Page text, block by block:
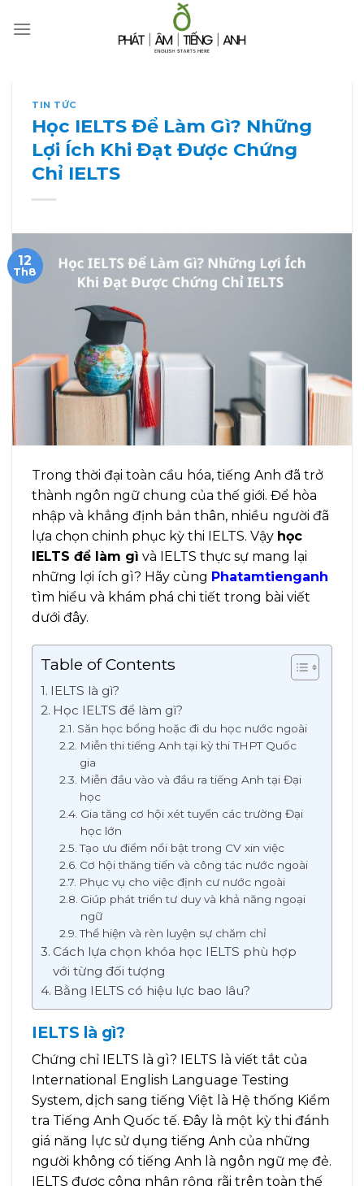
TIN TỨC
Học IELTS Để Làm Gì? Những
Lợi Ích Khi Đạt Được Chứng
Chỉ IELTS
12
Th8
Trong thời đại toàn cầu hóa, tiếng Anh đã trở
thành ngôn ngữ chung của thế giới. Để hòa
nhập và khẳng định bản thân, nhiều người đã
lựa chọn chinh phục kỳ thi IELTS. Vậy học
IELTS để làm gì và IELTS thực sự mang lại
những lợi ích gì? Hãy cùng Phatamtienganh
tìm hiểu và khám phá chi tiết trong bài viết
dưới đây.
Table of Contents
IELTS là gì?
Học IELTS để làm gì?
Săn học bổng hoặc đi du học nước ngoài
Miễn thi tiếng Anh tại kỳ thi THPT Quốc
gia
Miễn đầu vào và đầu ra tiếng Anh tại Đại
học
Gia tăng cơ hội xét tuyển các trường Đại
học lớn
Tạo ưu điểm nổi bật trong CV xin việc
Cơ hội thăng tiến và công tác nước ngoài
Phục vụ cho việc định cư nước ngoài
Giúp phát triển tư duy và khả năng ngoại
ngữ
Thể hiện và rèn luyện sự chăm chỉ
Cách lựa chọn khóa học IELTS phù hợp
với từng đối tượng
Bằng IELTS có hiệu lực bao lâu?
IELTS là gì?
Chứng chỉ IELTS là gì? IELTS là viết tắt của
International English Language Testing
System, dịch sang tiếng Việt là Hệ thống Kiểm
tra Tiếng Anh Quốc tế. Đây là một kỳ thi đánh
giá năng lực sử dụng tiếng Anh của những
người không có tiếng Anh là ngôn ngữ mẹ đẻ.
IELTS được công nhận rộng rãi trên toàn thế